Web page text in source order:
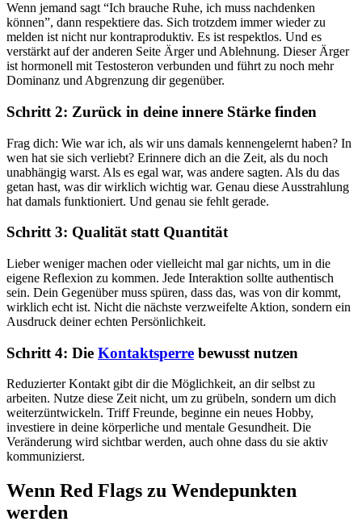
Wenn jemand sagt “Ich brauche Ruhe, ich muss nachdenken
können”, dann respektiere das. Sich trotzdem immer wieder zu
melden ist nicht nur kontraproduktiv. Es ist respektlos. Und es
verstärkt auf der anderen Seite Ärger und Ablehnung. Dieser Ärger
ist hormonell mit Testosteron verbunden und führt zu noch mehr
Dominanz und Abgrenzung dir gegenüber.
Schritt 2: Zurück in deine innere Stärke finden
Frag dich: Wie war ich, als wir uns damals kennengelernt haben? In
wen hat sie sich verliebt? Erinnere dich an die Zeit, als du noch
unabhängig warst. Als es egal war, was andere sagten. Als du das
getan hast, was dir wirklich wichtig war. Genau diese Ausstrahlung
hat damals funktioniert. Und genau sie fehlt gerade.
Schritt 3: Qualität statt Quantität
Lieber weniger machen oder vielleicht mal gar nichts, um in die
eigene Reflexion zu kommen. Jede Interaktion sollte authentisch
sein. Dein Gegenüber muss spüren, dass das, was von dir kommt,
wirklich echt ist. Nicht die nächste verzweifelte Aktion, sondern ein
Ausdruck deiner echten Persönlichkeit.
Schritt 4: Die Kontaktsperre bewusst nutzen
Reduzierter Kontakt gibt dir die Möglichkeit, an dir selbst zu
arbeiten. Nutze diese Zeit nicht, um zu grübeln, sondern um dich
weiterzüntwickeln. Triff Freunde, beginne ein neues Hobby,
investiere in deine körperliche und mentale Gesundheit. Die
Veränderung wird sichtbar werden, auch ohne dass du sie aktiv
kommunizierst.
Wenn Red Flags zu Wendepunkten
werden